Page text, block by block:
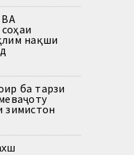
нақши
ба тарзи
зимистон